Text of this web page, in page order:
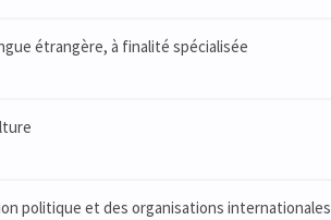
étrangère, à finalité spécialisée
politique et des organisations internationales